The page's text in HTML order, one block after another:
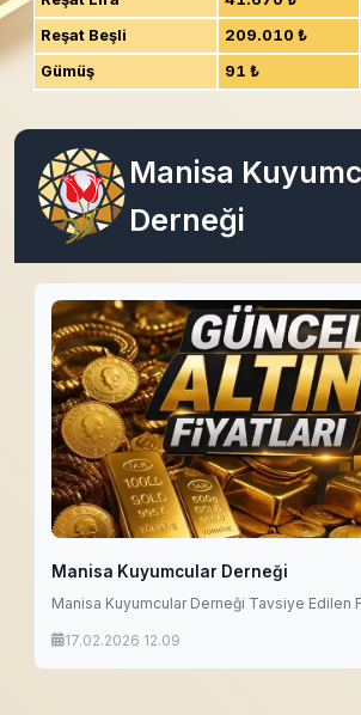
Reşat Beşli
209.010 ₺
Gümüş
91 ₺
Manisa
Derneği
Manisa Kuyumcular Derneği
Manisa Kuyumcular Derneği Tavsiye Edilen
17.02.2026 12.09